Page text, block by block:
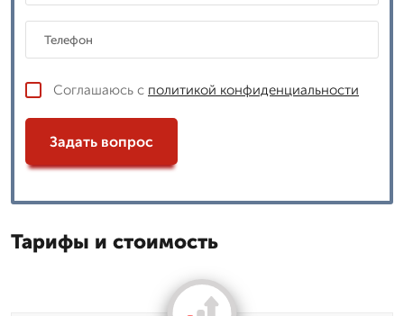
Соглашаюсь с политикой конфиденциальности
Задать вопрос
Тарифы и стоимость